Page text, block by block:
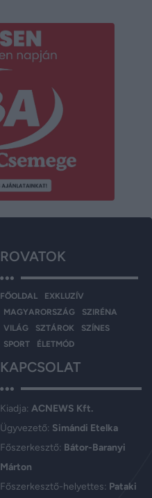
ROVATOK
FŐOLDAL
EXKLUZÍV
MAGYARORSZÁG
SZIRÉNA
VILÁG
SZTÁROK
SZÍNES
SPORT
ÉLETMÓD
KAPCSOLAT
Kiadja: ACNEWS Kft.
Ügyvezető: Simándi Etelka
Főszerkesztő: Bátor-Baranyi
Márton
Főszerkesztő-helyettes: Pataki